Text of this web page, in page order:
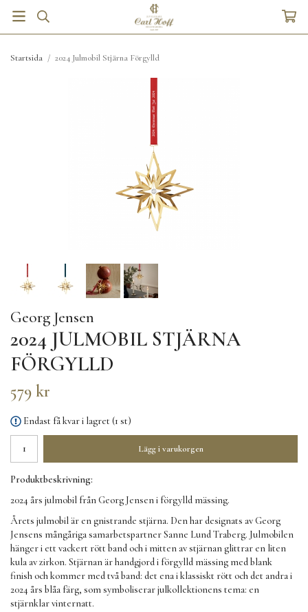
Startsida / 2024 Julmobil Stjärna Förgylld
Georg Jensen
2024 JULMOBIL STJÄRNA
FÖRGYLLD
579 kr
Endast få kvar i lagret (1 st)
Lägg i varukorgen
Produktbeskrivning:
2024 års julmobil från Georg Jensen i förgylld mässing.
Årets julmobil är en gnistrande stjärna. Den har designats av Georg
Jensens mångåriga samarbetspartner Sanne Lund Traberg. Julmobilen
hänger i ett vackert rött band och i mitten av stjärnan glittrar en liten
kula av zirkon. Stjärnan är handgjord i förgylld mässing med blank
finish och kommer med två band: det ena i klassiskt rött och det andra i
2024 års blåa färg, som symboliserar julkollektionens tema: en
stjärnklar vinternatt.